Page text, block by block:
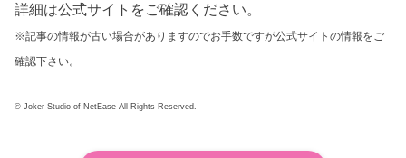
詳細は公式サイトをご確認ください。
※記事の情報が古い場合がありますのでお手数ですが公式サイトの情報をご
確認下さい。
© Joker Studio of NetEase All Rights Reserved.